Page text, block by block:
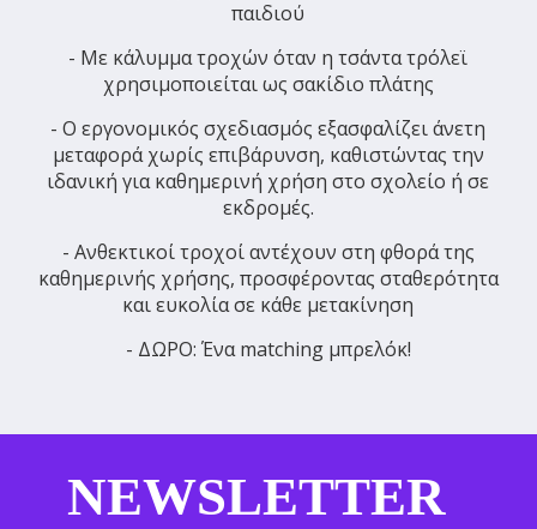
παιδιού
- Με κάλυμμα τροχών όταν η τσάντα τρόλεϊ
χρησιμοποιείται ως σακίδιο πλάτης
- Ο εργονομικός σχεδιασμός εξασφαλίζει άνετη
μεταφορά χωρίς επιβάρυνση, καθιστώντας την
ιδανική για καθημερινή χρήση στο σχολείο ή σε
εκδρομές.
- Ανθεκτικοί τροχοί αντέχουν στη φθορά της
καθημερινής χρήσης, προσφέροντας σταθερότητα
και ευκολία σε κάθε μετακίνηση
- ΔΩΡΟ: Ένα matching μπρελόκ!
NEWSLETTER